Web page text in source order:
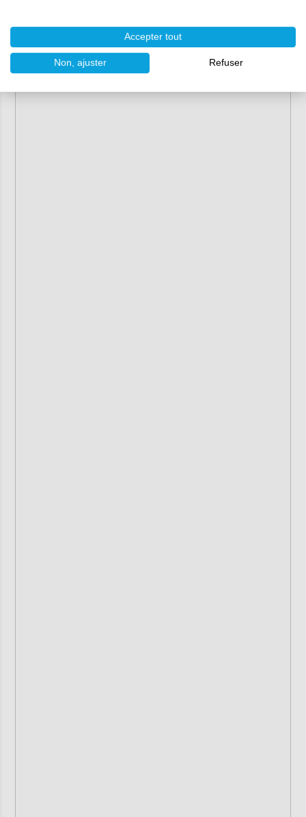
Accepter tout
Non, ajuster Refuser